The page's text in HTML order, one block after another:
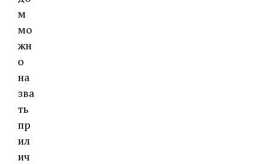
м
мо
жн
о
на
зва
ть
пр
ил
ич